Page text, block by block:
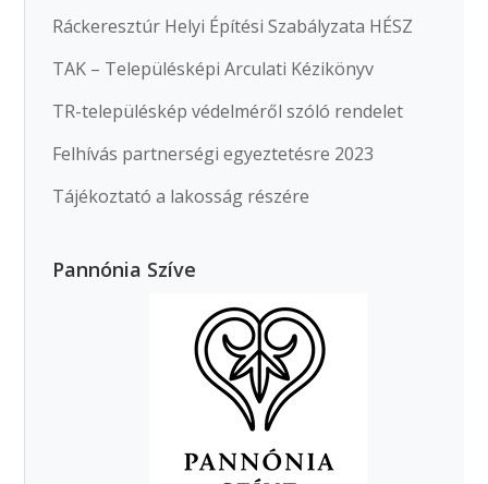
Ráckeresztúr Helyi Építési Szabályzata HÉSZ
TAK – Településképi Arculati Kézikönyv
TR-településkép védelméről szóló rendelet
Felhívás partnerségi egyeztetésre 2023
Tájékoztató a lakosság részére
Pannónia Szíve